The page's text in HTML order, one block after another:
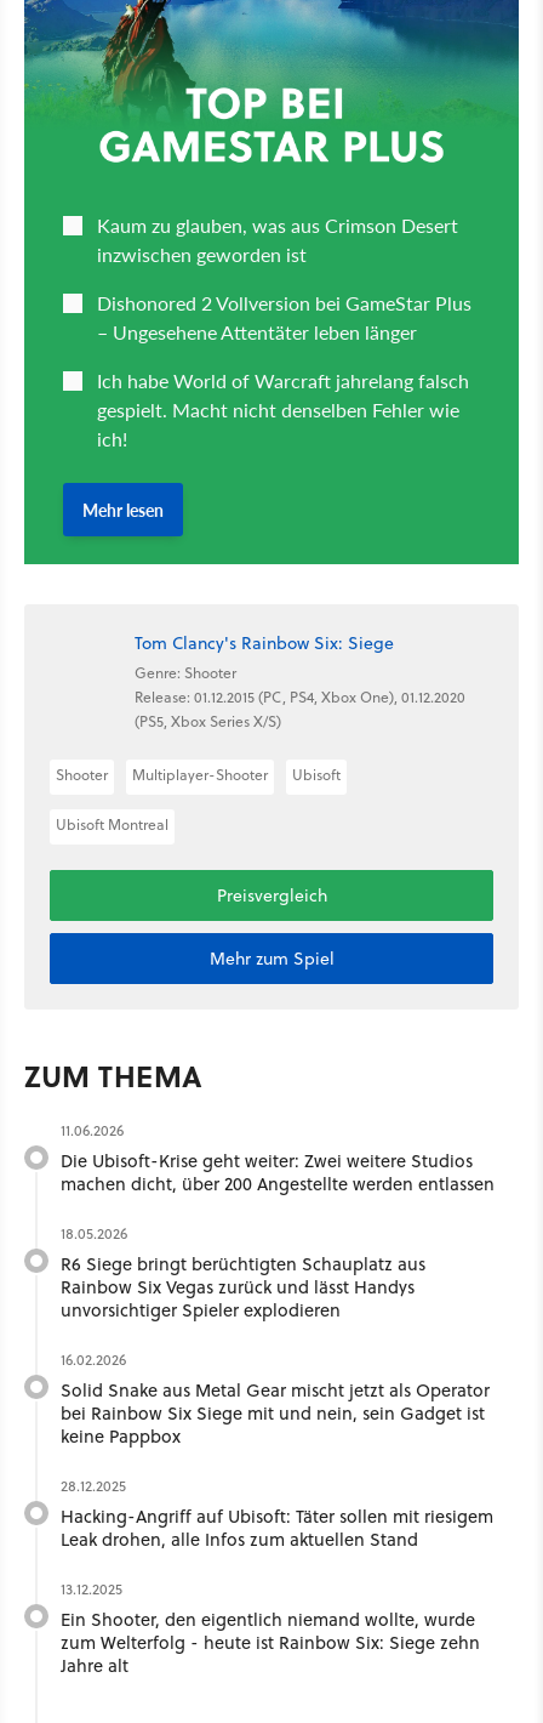
Tom Clancy's Rainbow Six: Siege
Genre: Shooter
Release: 01.12.2015 (PC, PS4, Xbox One), 01.12.2020
(PS5, Xbox Series X/S)
Shooter Multiplayer-Shooter Ubisoft
Ubisoft Montreal
Preisvergleich
Mehr zum Spiel
ZUM THEMA
11.06.2026
Die Ubisoft-Krise geht weiter: Zwei weitere Studios
machen dicht, über 200 Angestellte werden entlassen
18.05.2026
R6 Siege bringt berüchtigten Schauplatz aus
Rainbow Six Vegas zurück und lässt Handys
unvorsichtiger Spieler explodieren
16.02.2026
Solid Snake aus Metal Gear mischt jetzt als Operator
bei Rainbow Six Siege mit und nein, sein Gadget ist
keine Pappbox
28.12.2025
Hacking-Angriff auf Ubisoft: Täter sollen mit riesigem
Leak drohen, alle Infos zum aktuellen Stand
13.12.2025
Ein Shooter, den eigentlich niemand wollte, wurde
zum Welterfolg - heute ist Rainbow Six: Siege zehn
Jahre alt